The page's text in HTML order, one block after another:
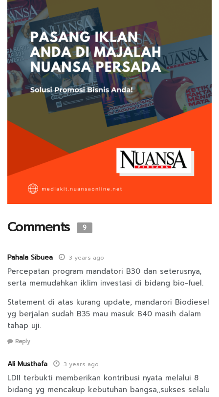
Comments 9
Pahala Sibuea 3 years ago
Percepatan program mandatori B30 dan seterusnya,
serta memudahkan iklim investasi di bidang bio-fuel.
Statement di atas kurang update, mandarori Biodiesel
yg berjalan sudah B35 mau masuk B40 masih dalam
tahap uji.
Reply
Ali Musthafa 3 years ago
LDII terbukti memberikan kontribusi nyata melalui 8
bidang yg mencakup kebutuhan bangsa,,sukses selalu